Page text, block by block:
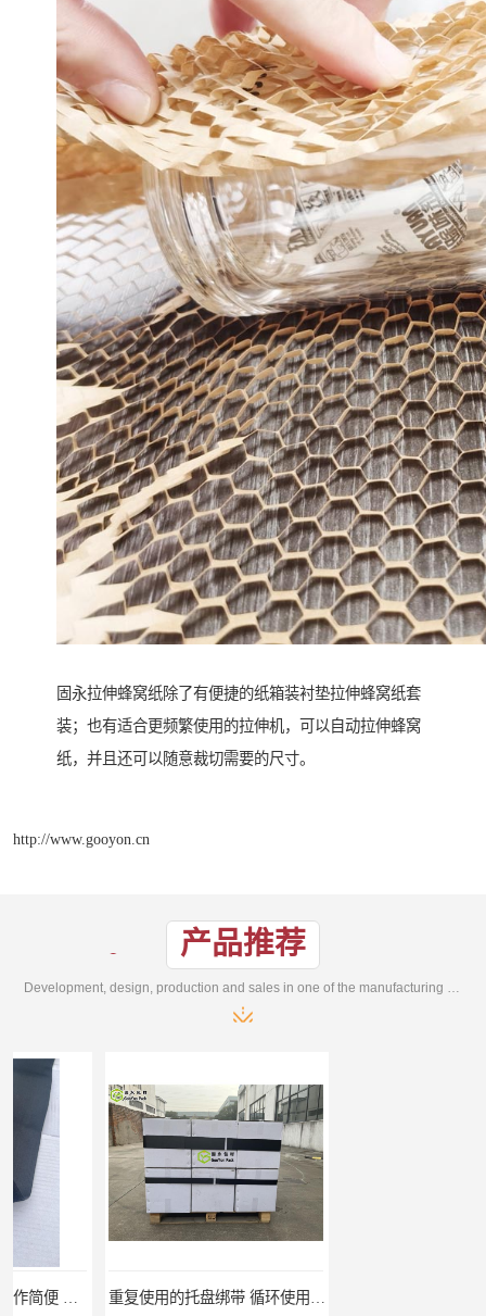
固永拉伸蜂窝纸除了有便捷的纸箱装衬垫拉伸蜂窝纸套
装；也有适合更频繁使用的拉伸机，可以自动拉伸蜂窝
纸，并且还可以随意裁切需要的尺寸。
http://www.gooyon.cn
产品推荐
Development, design, production and sales in one of the manufacturing enterprises
重复使用的托盘绑带 循环使用 固永包材